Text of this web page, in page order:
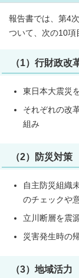
報告書では、第4
ついて、次の10項
（1）行財政改
東日本大震災
それぞれの改
組み
（2）防災対策
自主防災組織
のチェックや
立川断層を震
災害発生時の
（3）地域活力